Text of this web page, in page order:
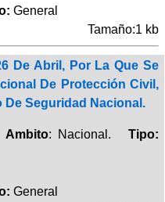
General
Tamaño:1 kb
De Abril, Por La Que Se
De Protección Civil,
Seguridad Nacional.
Ambito: Nacional. Tipo:
General